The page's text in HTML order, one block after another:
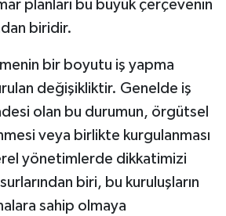
planları bu büyük çerçevenin
biridir.
bir boyutu iş yapma
değişikliktir. Genelde iş
olan bu durumun, örgütsel
veya birlikte kurgulanması
yönetimlerde dikkatimizi
biri, bu kuruluşların
sahip olmaya